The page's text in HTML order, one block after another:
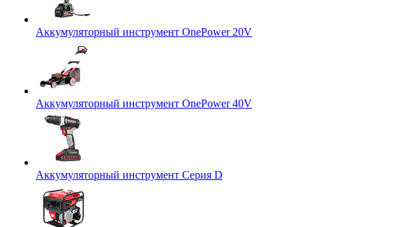
Аккумуляторный инструмент OnePower 20V
Аккумуляторный инструмент OnePower 40V
Аккумуляторный инструмент Серия D